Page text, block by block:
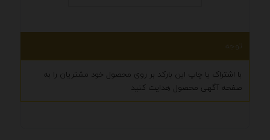
توجه
با اشتراک یا چاپ این بارکد بر روی محصول خود مشتریان را به
صفحه آگهی محصول هدایت کنید